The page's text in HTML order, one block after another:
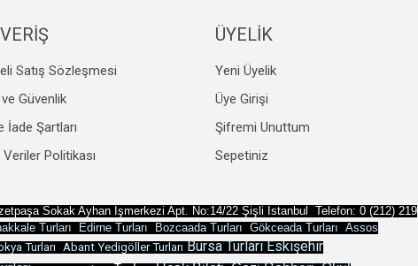
Gönder
Satış Sözleşmesi
Güvenlik
İade Şartları
Politikası
ÜYELİK
Yeni Üyelik
Üye Girişi
Şifremi Unuttum
Sepetiniz
Sokak Ayhan İşmerkezi Apt. No:14/22 Şişli İstanbul Telefon: 0 (212) 219
Turları Edirne Turları Bozcaada Turları Gökceada Turları Assos
Turları Abant Yedigöller Turları Bursa Turları Eskişehir